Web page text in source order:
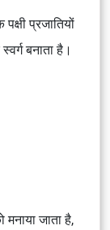
प्रजातियों
बनाता है।
मनाया जाता है,